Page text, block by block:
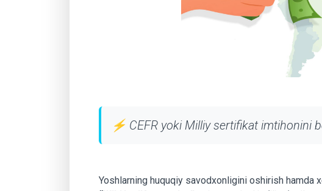
⚡ CEFR yoki Milliy sertifikat imtihonini
Yoshlarning huquqiy savodxonligini oshirish hamda